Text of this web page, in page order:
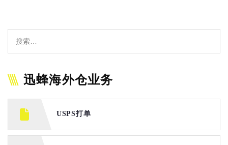
迅蜂海外仓业务
USPS打单